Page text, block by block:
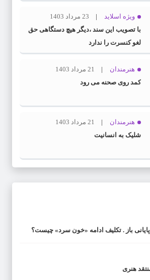
ویژه اسلاید
23 مرداد 1403
با تصویب این سند ،دیگر هیچ دستگاهی حق
لغو کنسرت را ندارد
هنرمندان
21 مرداد 1403
کمد روی صحنه می رود
هنرمندان
21 مرداد 1403
شلیک به انسانیت
باز . تکلیف ادامه «خون سرد» چیست؟
هنری